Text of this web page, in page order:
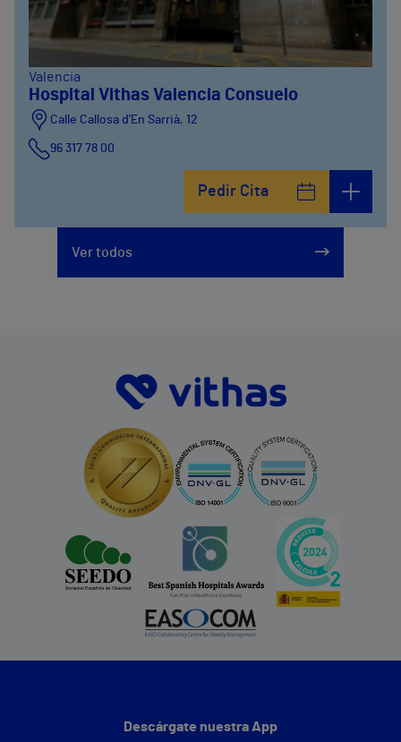
Valencia
Hospital Vithas Valencia Consuelo
Calle Callosa d’En Sarrià, 12
96 317 78 00
Pedir Cita
Ver todos
Descárgate nuestra App